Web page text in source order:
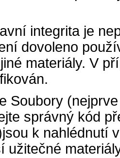
integrita je
dovoleno
materiály. V
Soubory
správný kód
k nahlédnutí
užitečné